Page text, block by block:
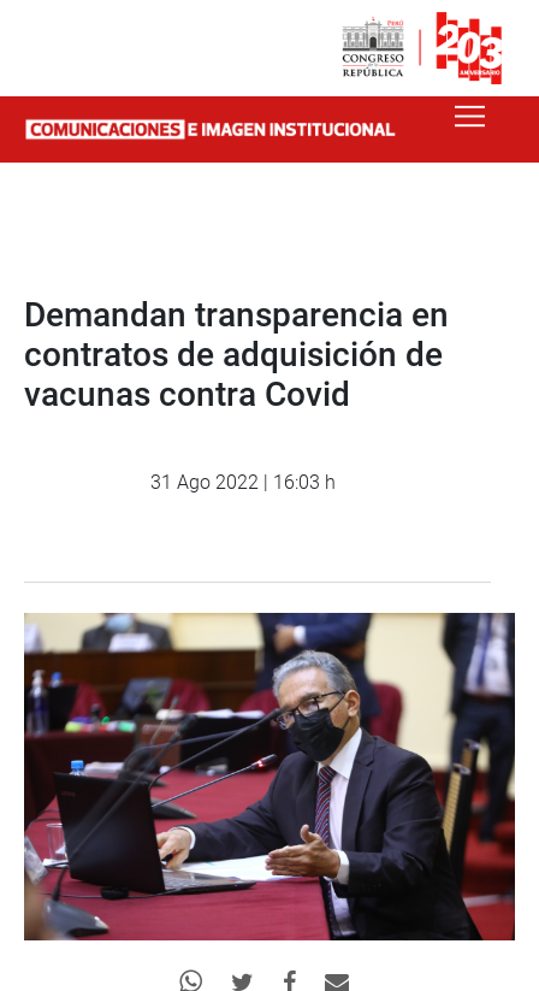
Demandan transparencia en
contratos de adquisición de
vacunas contra Covid
31 Ago 2022 | 16:03 h